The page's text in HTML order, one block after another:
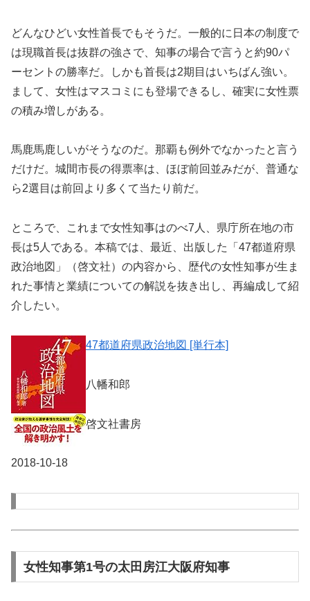
どんなひどい女性首長でもそうだ。一般的に日本の制度で
は現職首長は抜群の強さで、知事の場合で言うと約90パ
ーセントの勝率だ。しかも首長は2期目はいちばん強い。
まして、女性はマスコミにも登場できるし、確実に女性票
の積み増しがある。
馬鹿馬鹿しいがそうなのだ。那覇も例外でなかったと言う
だけだ。城間市長の得票率は、ほぼ前回並みだが、普通な
ら2選目は前回より多くて当たり前だ。
ところで、これまで女性知事はのべ7人、県庁所在地の市
長は5人である。本稿では、最近、出版した「47都道府県
政治地図」（啓文社）の内容から、歴代の女性知事が生ま
れた事情と業績についての解説を抜き出し、再編成して紹
介したい。
47都道府県政治地図 [単行本]
八幡和郎
啓文社書房
2018-10-18
女性知事第1号の太田房江大阪府知事